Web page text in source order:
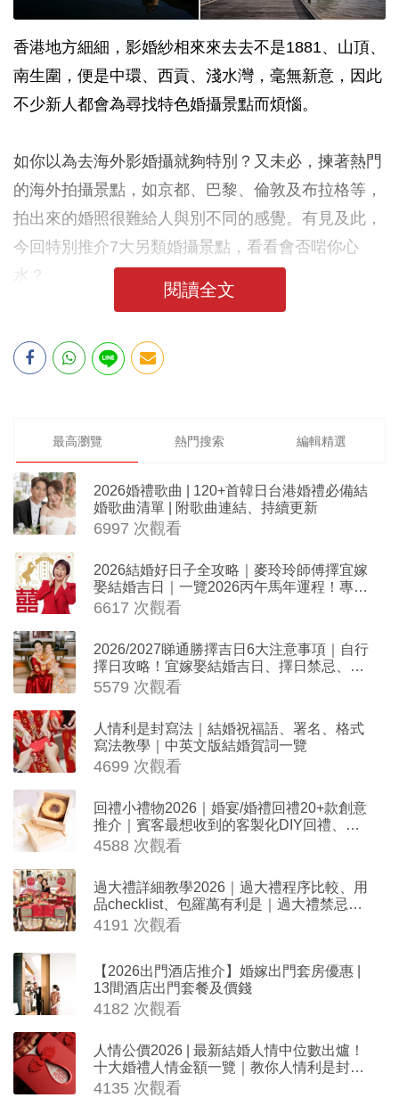
香港地方細細，影婚紗相來來去去不是1881、山頂、
南生圍，便是中環、西貢、淺水灣，毫無新意，因此
不少新人都會為尋找特色婚攝景點而煩惱。
如你以為去海外影婚攝就夠特別？又未必，揀著熱門
的海外拍攝景點，如京都、巴黎、倫敦及布拉格等，
拍出來的婚照很難給人與別不同的感覺。有見及此，
今回特別推介7大另類婚攝景點，看看會否啱你心
水？
閱讀全文
最高瀏覽 熱門搜索 編輯精選
2026婚禮歌曲 | 120+首韓日台港婚禮必備結
婚歌曲清單 | 附歌曲連結、持續更新
6997 次觀看
2026結婚好日子全攻略｜麥玲玲師傅擇宜嫁
娶結婚吉日｜一覽2026丙午馬年運程！專業
擇日結婚+避開沖煞生肖指南
6617 次觀看
2026/2027睇通勝擇吉日6大注意事項｜自行
擇日攻略！宜嫁娶結婚吉日、擇日禁忌、相
沖生肖一覽
5579 次觀看
人情利是封寫法｜結婚祝福語、署名、格式
寫法教學｜中英文版結婚賀詞一覽
4699 次觀看
回禮小禮物2026｜婚宴/婚禮回禮20+款創意
推介｜賓客最想收到的客製化DIY回禮、姊
妹禮物（持續更新）
4588 次觀看
過大禮詳細教學2026｜過大禮程序比較、用
品checklist、包羅萬有利是｜過大禮禁忌及
吉祥說話
4191 次觀看
【2026出門酒店推介】婚嫁出門套房優惠 |
13間酒店出門套餐及價錢
4182 次觀看
人情公價2026 | 最新結婚人情中位數出爐！
十大婚禮人情金額一覽｜教你人情利是封寫
法
4135 次觀看